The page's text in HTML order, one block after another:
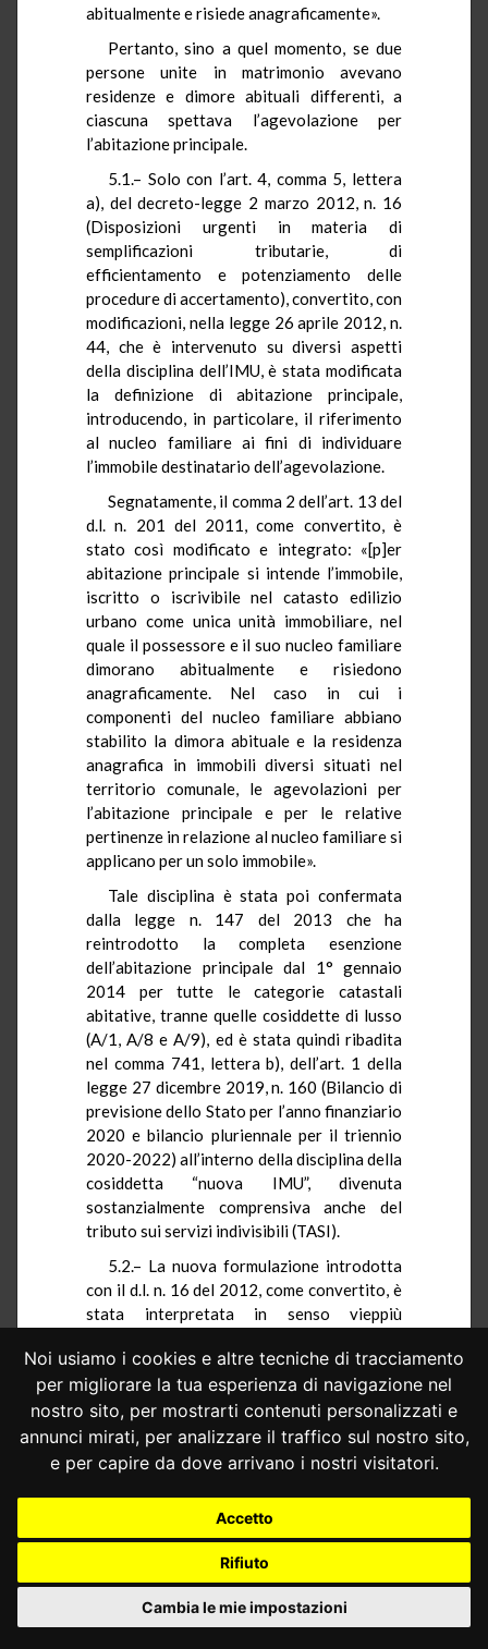
Noi usiamo i cookies e altre tecniche di tracciamento
per migliorare la tua esperienza di navigazione nel
nostro sito, per mostrarti contenuti personalizzati e
annunci mirati, per analizzare il traffico sul nostro sito,
e per capire da dove arrivano i nostri visitatori.
Accetto
Rifiuto
Cambia le mie impostazioni
abitualmente e risiede anagraficamente».
Pertanto, sino a quel momento, se due
persone unite in matrimonio avevano
residenze e dimore abituali differenti, a
ciascuna spettava l’agevolazione per
l’abitazione principale.
5.1.– Solo con l’art. 4, comma 5, lettera
a), del decreto-legge 2 marzo 2012, n. 16
(Disposizioni urgenti in materia di
semplificazioni tributarie, di
efficientamento e potenziamento delle
procedure di accertamento), convertito, con
modificazioni, nella legge 26 aprile 2012, n.
44, che è intervenuto su diversi aspetti
della disciplina dell’IMU, è stata modificata
la definizione di abitazione principale,
introducendo, in particolare, il riferimento
al nucleo familiare ai fini di individuare
l’immobile destinatario dell’agevolazione.
Segnatamente, il comma 2 dell’art. 13 del
d.l. n. 201 del 2011, come convertito, è
stato così modificato e integrato: «[p]er
abitazione principale si intende l’immobile,
iscritto o iscrivibile nel catasto edilizio
urbano come unica unità immobiliare, nel
quale il possessore e il suo nucleo familiare
dimorano abitualmente e risiedono
anagraficamente. Nel caso in cui i
componenti del nucleo familiare abbiano
stabilito la dimora abituale e la residenza
anagrafica in immobili diversi situati nel
territorio comunale, le agevolazioni per
l’abitazione principale e per le relative
pertinenze in relazione al nucleo familiare si
applicano per un solo immobile».
Tale disciplina è stata poi confermata
dalla legge n. 147 del 2013 che ha
reintrodotto la completa esenzione
dell’abitazione principale dal 1° gennaio
2014 per tutte le categorie catastali
abitative, tranne quelle cosiddette di lusso
(A/1, A/8 e A/9), ed è stata quindi ribadita
nel comma 741, lettera b), dell’art. 1 della
legge 27 dicembre 2019, n. 160 (Bilancio di
previsione dello Stato per l’anno finanziario
2020 e bilancio pluriennale per il triennio
2020-2022) all’interno della disciplina della
cosiddetta “nuova IMU”, divenuta
sostanzialmente comprensiva anche del
tributo sui servizi indivisibili (TASI).
5.2.– La nuova formulazione introdotta
con il d.l. n. 16 del 2012, come convertito, è
stata interpretata in senso vieppiù
legittimità, applicando il criterio «di stretta
interpretazione delle norme agevolative
(tra le molte, in tema di ICI, più di recente,
cfr. Cass. sez. 5, 11 ottobre 2017, n. 23833;
Cass. sez. 6-5, ord. 3 febbraio 2017, n.
novembre 2017, n. 242
cassazione, sezione sesta civile, ordinanza
La Corte di cassazione, infatti, in una